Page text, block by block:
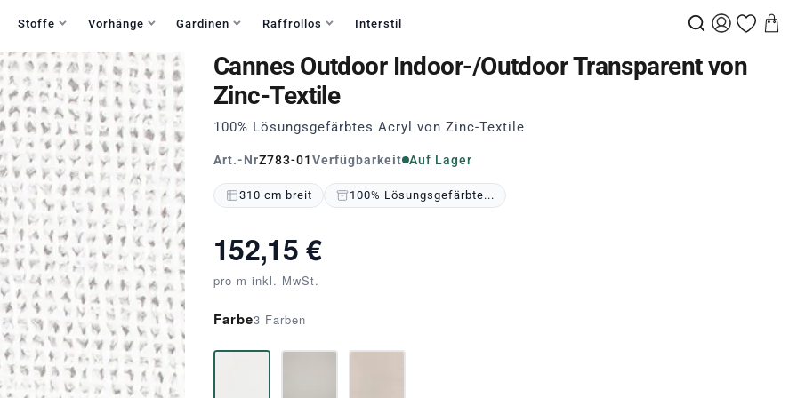
Stoffe Vorhänge Gardinen Raffrollos Interstil
Cannes Outdoor Indoor-/Outdoor Transparent von
Zinc-Textile
100% Lösungsgefärbtes Acryl von Zinc-Textile
Art.-NrZ783-01Verfügbarkeit Auf Lager
310 cm breit 100% Lösungsgefärbte...
152,15 €
pro m inkl. MwSt.
Farbe3 Farben